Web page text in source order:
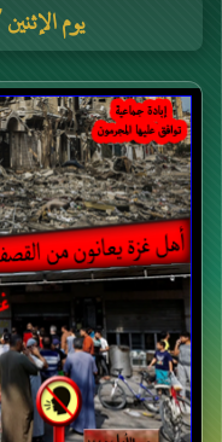
يوم الإثنين 27 صفر 1448 هجرية